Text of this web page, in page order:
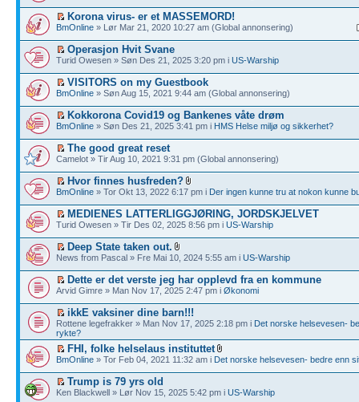
Korona virus- er et MASSEMORD!
BmOnline » Lør Mar 21, 2020 10:27 am (Global annonsering)
Operasjon Hvit Svane
Turid Owesen » Søn Des 21, 2025 3:20 pm i US-Warship
VISITORS on my Guestbook
BmOnline » Søn Aug 15, 2021 9:44 am (Global annonsering)
Kokkorona Covid19 og Bankenes våte drøm
BmOnline » Søn Des 21, 2025 3:41 pm i HMS Helse miljø og sikkerhet?
The good great reset
Camelot » Tir Aug 10, 2021 9:31 pm (Global annonsering)
Hvor finnes husfreden?
BmOnline » Tor Okt 13, 2022 6:17 pm i Der ingen kunne tru at nokon kunne
MEDIENES LATTERLIGGJØRING, JORDSKJELVET
Turid Owesen » Tir Des 02, 2025 8:56 pm i US-Warship
Deep State taken out.
News from Pascal » Fre Mai 10, 2024 5:55 am i US-Warship
Dette er det verste jeg har opplevd fra en kommune
Arvid Gimre » Man Nov 17, 2025 2:47 pm i Økonomi
ikkE vaksiner dine barn!!!
Rottene legefrakker » Man Nov 17, 2025 2:18 pm i Det norske helsevesen-
rykte?
FHI, folke helselaus instituttet
BmOnline » Tor Feb 04, 2021 11:32 am i Det norske helsevesen- bedre enn
Trump is 79 yrs old
Ken Blackwell » Lør Nov 15, 2025 5:42 pm i US-Warship